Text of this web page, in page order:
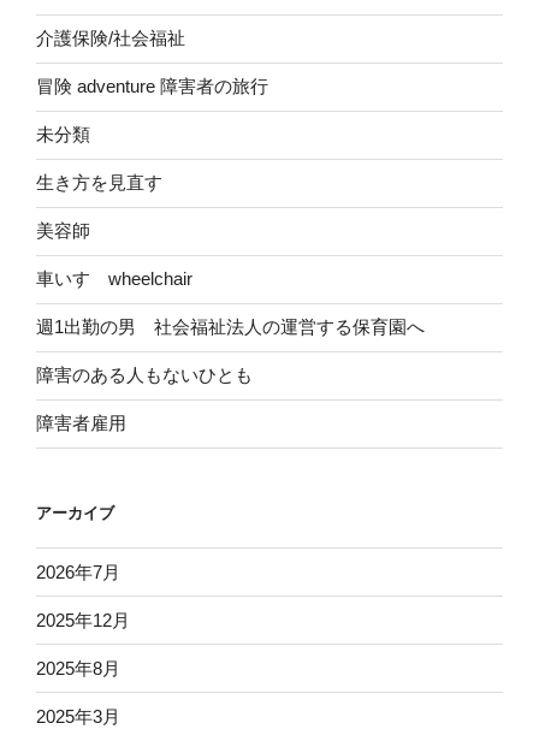
介護保険/社会福祉
冒険 adventure 障害者の旅行
未分類
生き方を見直す
美容師
車いす wheelchair
週1出勤の男 社会福祉法人の運営する保育園へ
障害のある人もないひとも
障害者雇用
アーカイブ
2026年7月
2025年12月
2025年8月
2025年3月